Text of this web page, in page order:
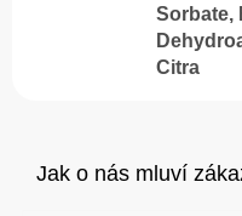
Sorbate,
Citra